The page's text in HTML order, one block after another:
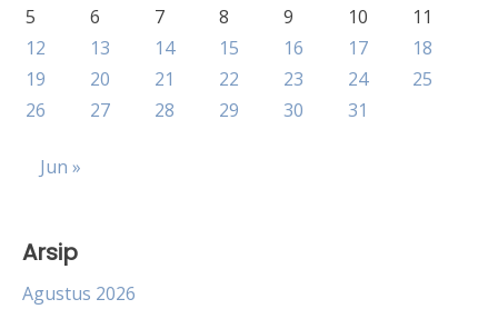
5
6 7 8 9 10
11
12
13 14 15 16 17
18
19
20 21 22 23 24
25
26
27 28 29 30 31
Jun »
Arsip
Agustus 2026